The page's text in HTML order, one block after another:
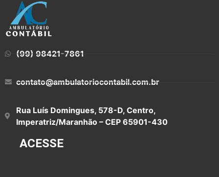
(99) 98421-7861
contato@ambulatoriocontabil.com.br
Rua Luís Domingues, 578-D, Centro,
Imperatriz/Maranhão – CEP 65901-430
ACESSE